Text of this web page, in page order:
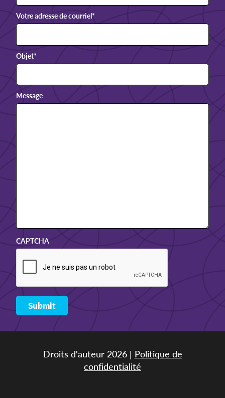
Votre adresse de courriel*
Objet*
Message
CAPTCHA
Droits d'auteur 2026 | Politique de
confidentialité